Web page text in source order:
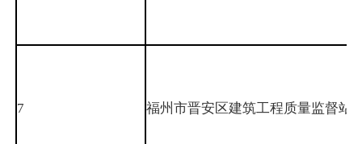
7 福州市晋安区建筑工程质量监督站